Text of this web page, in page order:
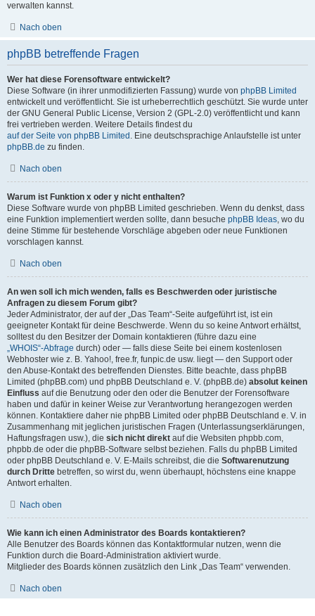
verwalten kannst.
Nach oben
phpBB betreffende Fragen
Wer hat diese Forensoftware entwickelt?
Diese Software (in ihrer unmodifizierten Fassung) wurde von phpBB Limited
entwickelt und veröffentlicht. Sie ist urheberrechtlich geschützt. Sie wurde unter
der GNU General Public License, Version 2 (GPL-2.0) veröffentlicht und kann
frei vertrieben werden. Weitere Details findest du
auf der Seite von phpBB Limited . Eine deutschsprachige Anlaufstelle ist unter
phpBB.de zu finden.
Nach oben
Warum ist Funktion x oder y nicht enthalten?
Diese Software wurde von phpBB Limited geschrieben. Wenn du denkst, dass
eine Funktion implementiert werden sollte, dann besuche phpBB Ideas, wo du
deine Stimme für bestehende Vorschläge abgeben oder neue Funktionen
vorschlagen kannst.
Nach oben
An wen soll ich mich wenden, falls es Beschwerden oder juristische
Anfragen zu diesem Forum gibt?
Jeder Administrator, der auf der „Das Team“-Seite aufgeführt ist, ist ein
geeigneter Kontakt für deine Beschwerde. Wenn du so keine Antwort erhältst,
solltest du den Besitzer der Domain kontaktieren (führe dazu eine
„WHOIS“-Abfrage durch) oder — falls diese Seite bei einem kostenlosen
Webhoster wie z. B. Yahoo!, free.fr, funpic.de usw. liegt — den Support oder
den Abuse-Kontakt des betreffenden Dienstes. Bitte beachte, dass phpBB
Limited (phpBB.com) und phpBB Deutschland e. V. (phpBB.de) absolut keinen
Einfluss auf die Benutzung oder den oder die Benutzer der Forensoftware
haben und dafür in keiner Weise zur Verantwortung herangezogen werden
können. Kontaktiere daher nie phpBB Limited oder phpBB Deutschland e. V. in
Zusammenhang mit jeglichen juristischen Fragen (Unterlassungserklärungen,
Haftungsfragen usw.), die sich nicht direkt auf die Websiten phpbb.com,
phpbb.de oder die phpBB-Software selbst beziehen. Falls du phpBB Limited
oder phpBB Deutschland e. V. E-Mails schreibst, die die Softwarenutzung
durch Dritte betreffen, so wirst du, wenn überhaupt, höchstens eine knappe
Antwort erhalten.
Nach oben
Wie kann ich einen Administrator des Boards kontaktieren?
Alle Benutzer des Boards können das Kontaktformular nutzen, wenn die
Funktion durch die Board-Administration aktiviert wurde.
Mitglieder des Boards können zusätzlich den Link „Das Team“ verwenden.
Nach oben